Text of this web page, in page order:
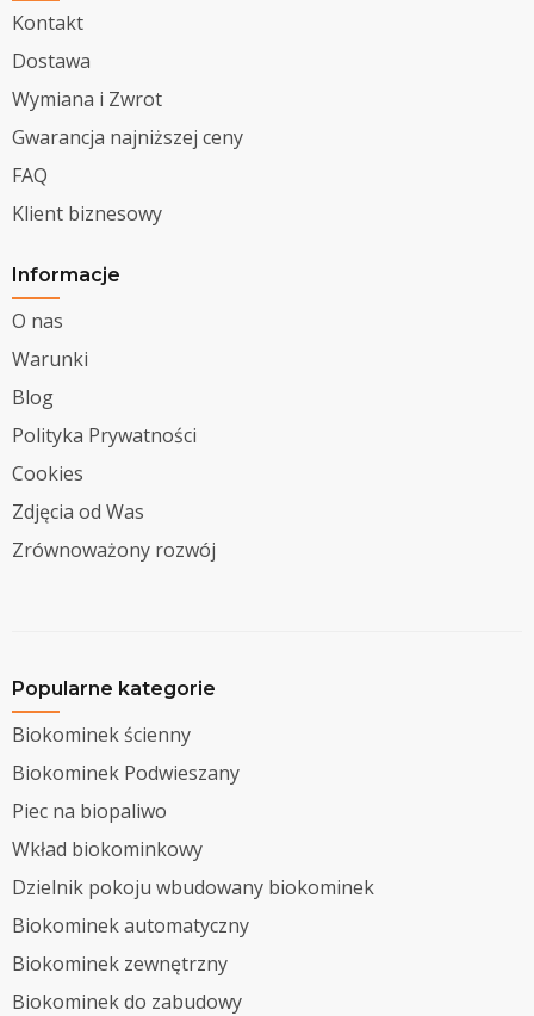
Kontakt
Dostawa
Wymiana i Zwrot
Gwarancja najniższej ceny
FAQ
Klient biznesowy
Informacje
O nas
Warunki
Blog
Polityka Prywatności
Cookies
Zdjęcia od Was
Zrównoważony rozwój
Popularne kategorie
Biokominek ścienny
Biokominek Podwieszany
Piec na biopaliwo
Wkład biokominkowy
Dzielnik pokoju wbudowany biokominek
Biokominek automatyczny
Biokominek zewnętrzny
Biokominek do zabudowy